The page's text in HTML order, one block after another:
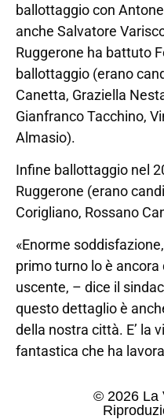
ballottaggio con
anche Salvatore
Ruggerone ha battuto
ballottaggio (erano
Canetta, Graziella
Gianfranco Tacchino,
Almasio).
Infine ballottaggio nel
Ruggerone (erano
Corigliano, Rossano
«Enorme
primo turno lo è ancora
uscente, – dice il
questo dettaglio è
della nostra città. E’ la
fantastica che ha
© 2026 La